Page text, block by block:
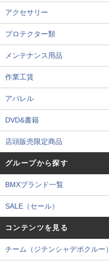
アクセサリー
プロテクター類
メンテナンス用品
作業工賃
アパレル
DVD&書籍
店頭販売限定商品
グループから探す
BMXブランド一覧
SALE（セール）
コンテンツを見る
チーム（ジテンシャデポクルー）